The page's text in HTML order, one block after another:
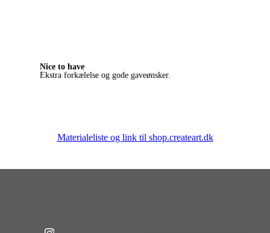
Nice to have
Ekstra forkælelse og gode gaveønsker.
Materialeliste og link til shop.createart.dk